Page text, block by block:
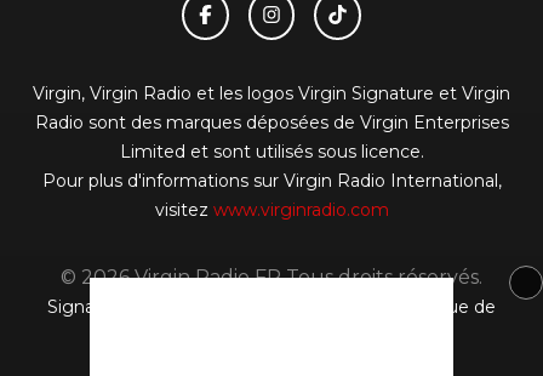
Virgin, Virgin Radio et les logos Virgin Signature et Virgin
Radio sont des marques déposées de Virgin Enterprises
Limited et sont utilisés sous licence.
Pour plus d'informations sur Virgin Radio International,
visitez www.virginradio.com
© 2026 Virgin Radio FR Tous droits réservés.
Signaler un contenu
Politique de